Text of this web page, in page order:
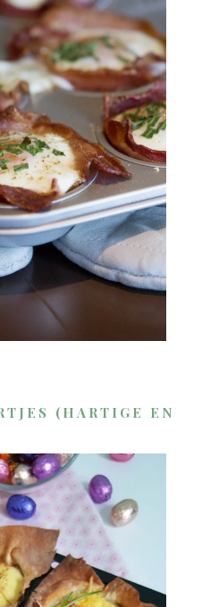
(HARTIGE EN